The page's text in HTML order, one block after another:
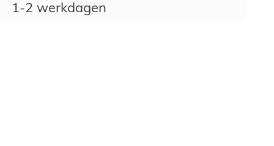
1-2 werkdagen